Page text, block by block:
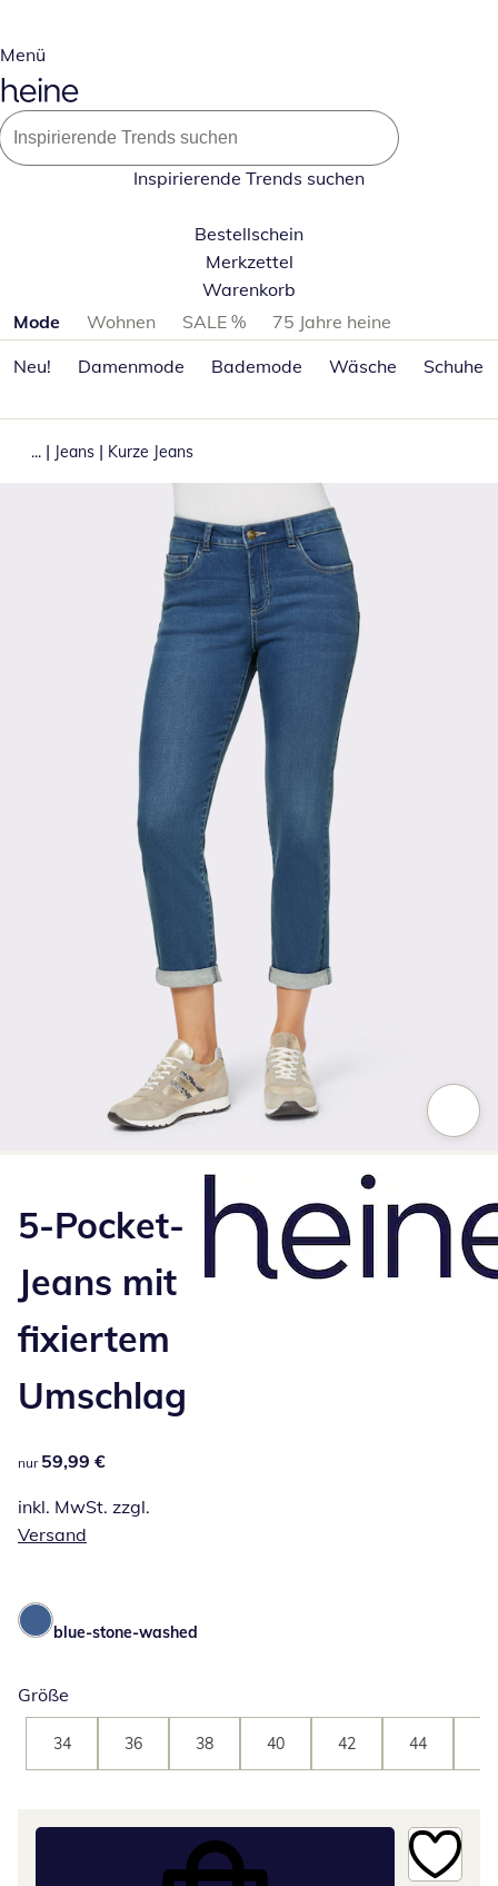
Menü
Inspirierende Trends suchen
Bestellschein
Merkzettel
Warenkorb
Produktkategorien überspringen
Mode Wohnen SALE %
75 Jahre heine
Neu!
Damenmode Bademode Wäsche Schuhe
... | Jeans | Kurze Jeans
5-Pocket-
Jeans mit
fixiertem
Umschlag
59,99 €
nur 59,99 €
inkl. MwSt. zzgl.
Versand
blue-stone-washed
Größe
34 36 38 40 42 44